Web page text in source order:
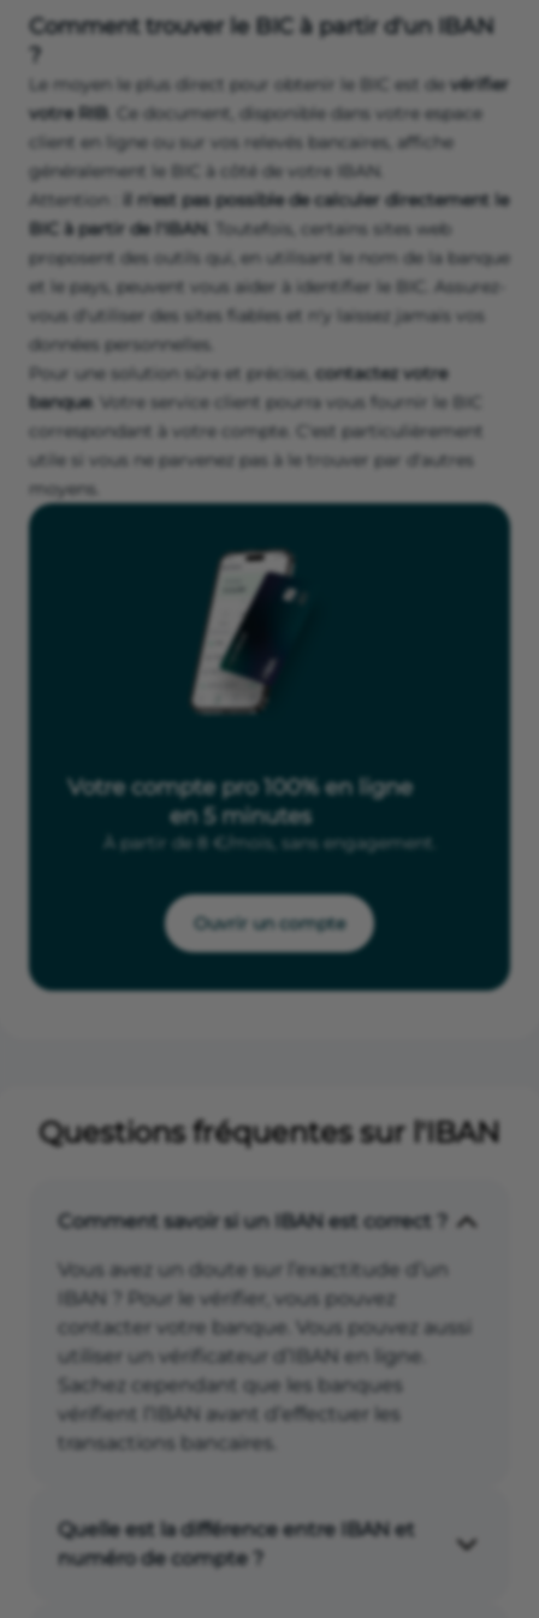
Comment trouver le BIC à partir d'un IBAN
?
Le moyen le plus direct pour obtenir le BIC est de vérifier
votre RIB
. Ce document, disponible dans votre espace
client en ligne ou sur vos relevés bancaires, affiche
généralement le BIC à côté de votre IBAN.
Attention :
il n'est pas possible de calculer directement le
BIC à partir de l'IBAN . Toutefois, certains sites web
proposent des outils qui, en utilisant le nom de la banque
et le pays, peuvent vous aider à identifier le BIC. Assurez-
vous d'utiliser des sites fiables et n'y laissez jamais vos
données personnelles.
Pour une solution sûre et précise, contactez votre
banque. Votre service client pourra vous fournir le BIC
correspondant à votre compte. C'est particulièrement
utile si vous ne parvenez pas à le trouver par d'autres
moyens.
Votre compte pro 100% en ligne
en 5 minutes
À partir de 8 €/mois, sans engagement.
Ouvrir un compte
Questions fréquentes sur l'IBAN
Comment savoir si un IBAN est correct ?
Vous avez un doute sur l’exactitude d’un
IBAN ? Pour le vérifier, vous pouvez
contacter votre banque. Vous pouvez aussi
utiliser un vérificateur d’IBAN en ligne.
Sachez cependant que les banques
vérifient l’IBAN avant d’effectuer les
transactions bancaires.
Quelle est la différence entre IBAN et
numéro de compte ?